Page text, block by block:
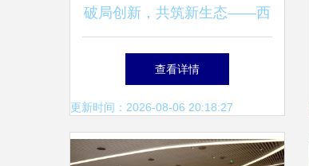
破局创新，共筑新生态——西
藏商品交易中心藏久汇直供模
式发布会隆重举行
查看详情
更新时间：2026-08-06 20:18:27